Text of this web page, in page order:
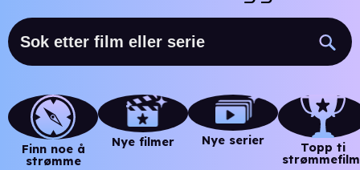
Finn noe å
strømme
Nye filmer Nye serier
Topp ti